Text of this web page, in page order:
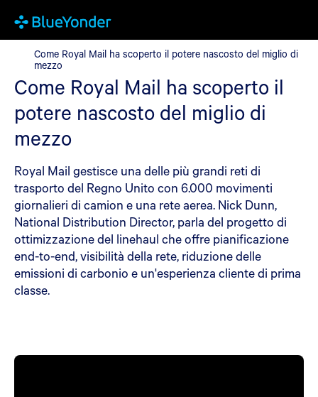
Come Royal Mail ha scoperto il potere nascosto del miglio di
Come Royal Mail ha scoperto il potere nascosto del miglio di
mezzo
Come Royal Mail ha scoperto il
potere nascosto del miglio di
mezzo
Royal Mail gestisce una delle più grandi reti di
trasporto del Regno Unito con 6.000 movimenti
giornalieri di camion e una rete aerea. Nick Dunn,
National Distribution Director, parla del progetto di
ottimizzazione del linehaul che offre pianificazione
end-to-end, visibilità della rete, riduzione delle
emissioni di carbonio e un'esperienza cliente di prima
classe.